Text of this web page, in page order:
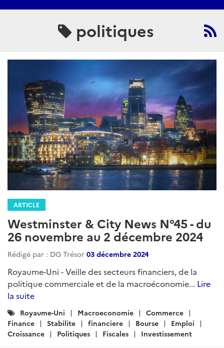
politiques
ARTICLE
Westminster & City News N°45 - du
26 novembre au 2 décembre 2024
Rédigé par : DG Trésor 03 décembre 2024
Royaume-Uni - Veille des secteurs financiers, de la
politique commerciale et de la macroéconomie... Lire
la suite
Catégories
:
Royaume-Uni Macroeconomie
Commerce
Finance
Stabilite financiere Bourse
Emploi
Croissance
Politiques Fiscales Investissement